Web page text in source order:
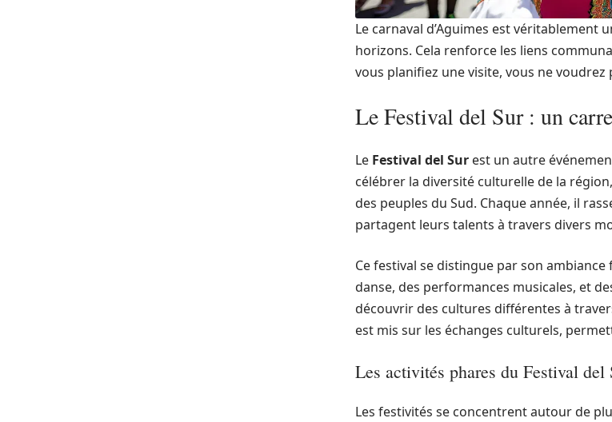
Le carnaval d’Aguimes est
horizons. Cela renforce les liens
vous planifiez une visite, vous ne
Le Festival del Sur : un
Le Festival del Sur est un autre
célébrer la diversité culturelle de la
des peuples du Sud. Chaque année, il
partagent leurs talents à travers divers
Ce festival se distingue par son
danse, des performances musicales, et
découvrir des cultures différentes à
est mis sur les échanges culturels,
Les activités phares du Festival del
Les festivités se concentrent autour de